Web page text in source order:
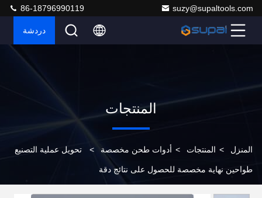
suzy@supaltools.com
86-18796990119
دردشة
المنتجات
المنزل > المنتجات > أدوات طحن مخصصة > تحويل عملية التصنيع
طواحين نهاية مخصصة للحصول على نتائج دقة